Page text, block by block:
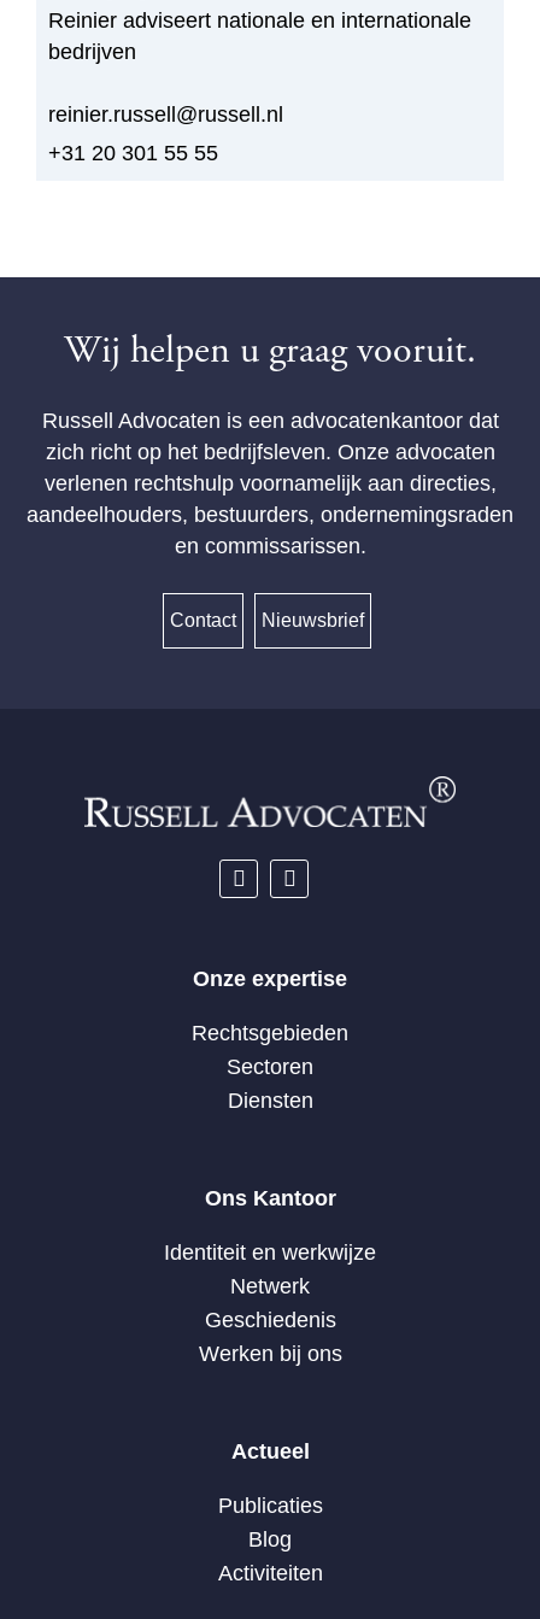
Reinier adviseert nationale en internationale
bedrijven
reinier.russell@russell.nl
+31 20 301 55 55
Wij helpen u graag vooruit.
Russell Advocaten is een advocatenkantoor dat
zich richt op het bedrijfsleven. Onze advocaten
verlenen rechtshulp voornamelijk aan directies,
aandeelhouders, bestuurders, ondernemingsraden
en commissarissen.
Contact Nieuwsbrief
Onze expertise
Rechtsgebieden
Sectoren
Diensten
Ons Kantoor
Identiteit en werkwijze
Netwerk
Geschiedenis
Werken bij ons
Actueel
Publicaties
Blog
Activiteiten